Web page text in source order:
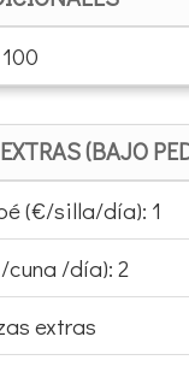
(BAJO
(€/silla/día): 1
/día): 2
extras